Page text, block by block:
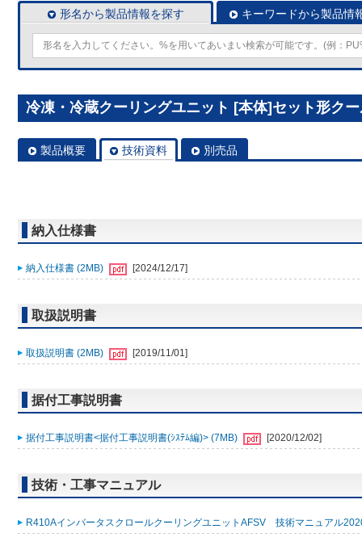
形名から製品情報を探す キーワードから製品情
冷凍・冷蔵クーリングユニット [本体]セット形ク
製品概要 技術資料 別売品
納入仕様書
納入仕様書 (2MB) [2024/12/17]
取扱説明書
取扱説明書 (2MB) [2019/11/01]
据付工事説明書
据付工事説明書<据付工事説明書(ｼｽﾃﾑ編)> (7MB) [2020/12/02]
技術・工事マニュアル
R410AインバータスクロールクーリングユニットAFSV 技術マニュアル